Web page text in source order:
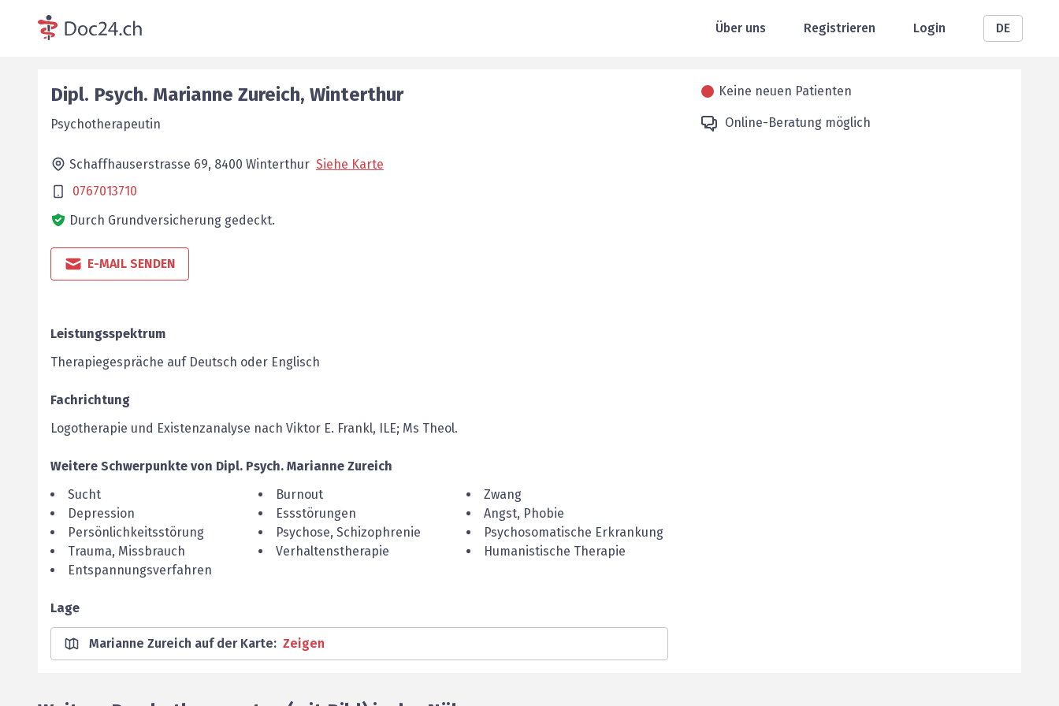
Über uns Registrieren Login DE
Dipl. Psych. Marianne Zureich, Winterthur
Psychotherapeutin
Schaffhauserstrasse 69, 8400 Winterthur Siehe Karte
0767013710
Durch Grundversicherung gedeckt.
E-MAIL SENDEN
Leistungsspektrum
Therapiegespräche auf Deutsch oder Englisch
Fachrichtung
Logotherapie und Existenzanalyse nach Viktor E. Frankl, ILE; Ms Theol.
Weitere Schwerpunkte von Dipl. Psych. Marianne Zureich
Sucht
Burnout
Zwang
Depression
Essstörungen
Angst, Phobie
Persönlichkeitsstörung
Psychose, Schizophrenie
Psychosomatische Erkrankung
Trauma, Missbrauch
Verhaltenstherapie
Humanistische Therapie
Entspannungsverfahren
Lage
Marianne Zureich auf der Karte: Zeigen
Keine neuen Patienten
Online-Beratung möglich